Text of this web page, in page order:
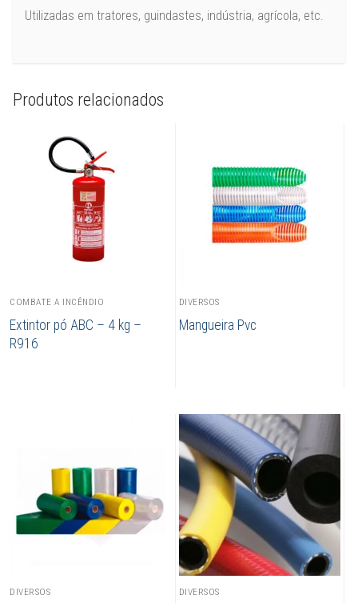
Utilizadas em tratores, guindastes, indústria, agrícola, etc.
Produtos relacionados
COMBATE A INCÊNDIO
Extintor pó ABC – 4 kg –
R916
DIVERSOS
Mangueira Pvc
DIVERSOS DIVERSOS